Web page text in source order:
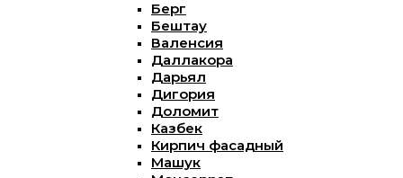
Берг
Бештау
Валенсия
Даллакора
Дарьял
Дигория
Доломит
Казбек
Кирпич фасадный
Машук